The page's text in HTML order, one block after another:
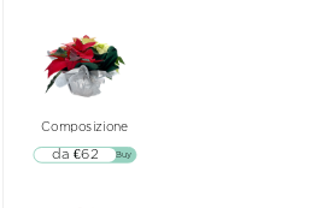
Composizione
▷▷ Buy
da €62